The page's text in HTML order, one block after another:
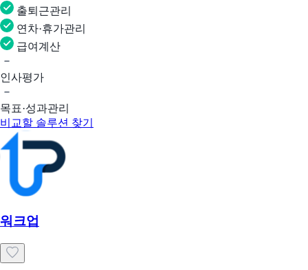
출퇴근관리
연차·휴가관리
급여계산
인사평가
목표·성과관리
비교할 솔루션 찾기
워크업